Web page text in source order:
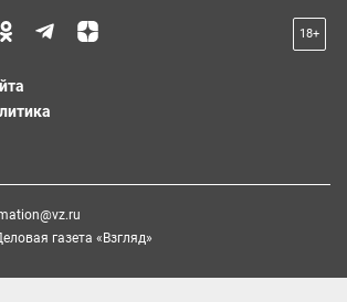
18+
газета «Взгляд»